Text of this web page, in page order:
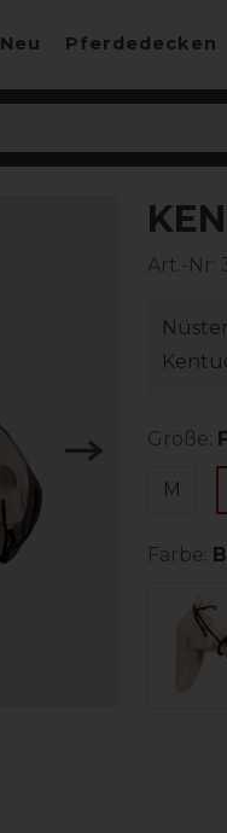
Neu Pferdedecken
Art.-Nr:
Größe:
M
Farbe: